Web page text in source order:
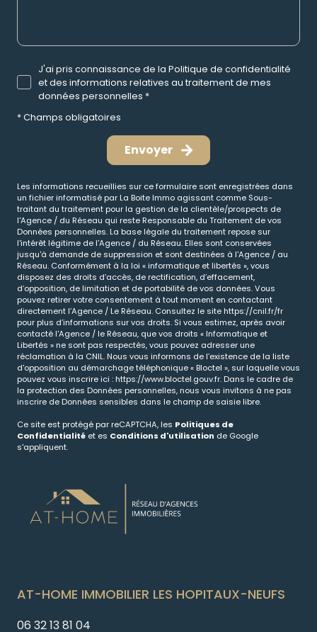
J'ai pris connaissance de la Politique de confidentialité
et des informations relatives au traitement de mes
données personnelles *
* Champs obligatoires
Envoyer
Les informations recueillies sur ce formulaire sont enregistrées dans
un fichier informatisé par La Boite Immo agissant comme Sous-
traitant du traitement pour la gestion de la clientèle/prospects de
l'Agence / du Réseau qui reste Responsable du Traitement de vos
Données personnelles. La base légale du traitement repose sur
l'intérêt légitime de l'Agence / du Réseau. Elles sont conservées
jusqu'à demande de suppression et sont destinées à l'Agence / au
Réseau. Conformément à la loi « informatique et libertés », vous
disposez des droits d’accès, de rectification, d’effacement,
d’opposition, de limitation et de portabilité de vos données. Vous
pouvez retirer votre consentement à tout moment en contactant
directement l’Agence / Le Réseau. Consultez le sitehttps://cnil.fr/fr
pour plus d’informations sur vos droits. Si vous estimez, après avoir
contacté l'Agence / le Réseau, que vos droits « Informatique et
Libertés » ne sont pas respectés, vous pouvez adresser une
réclamation à la CNIL. Nous vous informons de l’existence de la liste
d'opposition au démarchage téléphonique « Bloctel », sur laquelle vous
pouvez vous inscrire ici :https://www.bloctel.gouv.fr. Dans le cadre de
la protection des Données personnelles, nous vous invitons à ne pas
inscrire de Données sensibles dans le champ de saisie libre.
Ce site est protégé par reCAPTCHA, les Politiques de
Confidentialité et es Conditions d'utilisation de Google
s'appliquent.
AT-HOME IMMOBILIER LES HOPITAUX-NEUFS
06 32 13 81 04